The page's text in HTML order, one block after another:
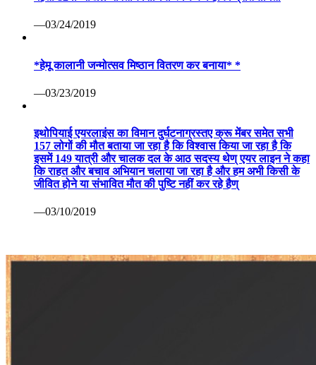
—03/24/2019
*हेमू कालानी जन्मोत्सव मिष्ठान वितरण कर बनाया* *
—03/23/2019
इथोपियाई एयरलाइंस का विमान दुर्घटनाग्रस्तए क्रू मेंबर समेत सभी
157 लोगों की मौत बताया जा रहा है कि विश्वास किया जा रहा है कि
इसमें 149 यात्री और चालक दल के आठ सदस्य थेण् एयर लाइन ने कहा
कि राहत और बचाव अभियान चलाया जा रहा है और हम अभी किसी के
जीवित होने या संभावित मौत की पुष्टि नहीं कर रहे हैण्
—03/10/2019